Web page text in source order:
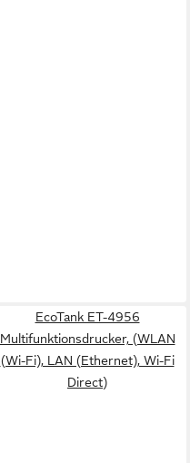
EcoTank ET-4956
Multifunktionsdrucker, (WLAN
(Wi-Fi), LAN (Ethernet), Wi-Fi
Direct)